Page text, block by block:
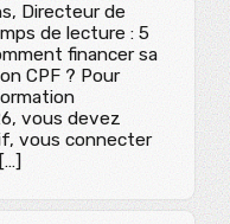
Directeur de
de lecture : 5
financer sa
CPF ? Pour
vous devez
vous connecter